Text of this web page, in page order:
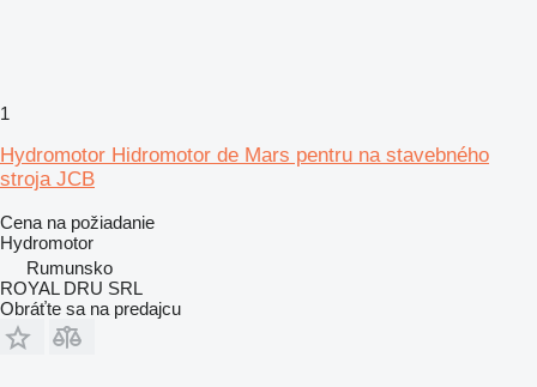
1
Hydromotor Hidromotor de Mars pentru na stavebného
stroja JCB
Cena na požiadanie
Hydromotor
Rumunsko
ROYAL DRU SRL
Obráťte sa na predajcu